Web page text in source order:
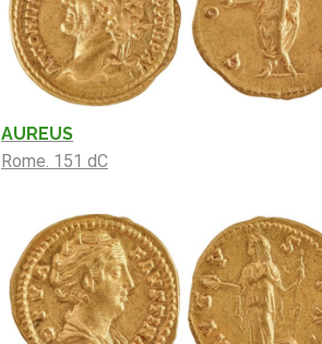
AUREUS
Rome. 151 dC